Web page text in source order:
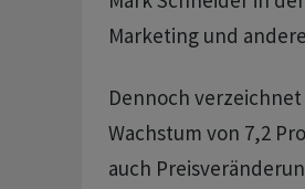
Marketing und
Dennoch
Wachstum von 7,2
auch